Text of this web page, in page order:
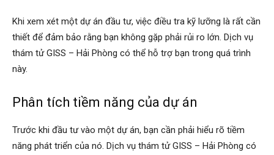
Khi xem xét một dự án đầu tư, việc điều tra kỹ lưỡng là rất cần
thiết để đảm bảo rằng bạn không gặp phải rủi ro lớn. Dịch vụ
thám tử GISS – Hải Phòng có thể hỗ trợ bạn trong quá trình
này.
Phân tích tiềm năng của dự án
Trước khi đầu tư vào một dự án, bạn cần phải hiểu rõ tiềm
năng phát triển của nó. Dịch vụ thám tử GISS – Hải Phòng có